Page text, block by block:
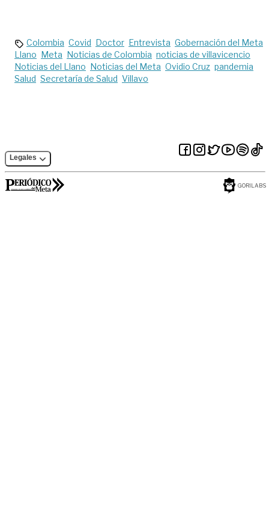
Colombia Covid Doctor Entrevista Gobernación del Meta
Llano Meta Noticias de Colombia noticias de villavicencio
Noticias del Llano Noticias del Meta Ovidio Cruz pandemia
Salud Secretaría de Salud Villavo
Legales
GORILABS